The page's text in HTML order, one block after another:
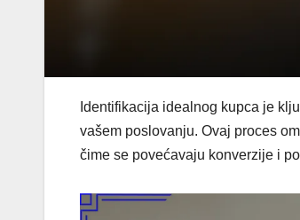
Identifikacija idealnog kupca je
vašem poslovanju. Ovaj proces
čime se povećavaju konverzije i